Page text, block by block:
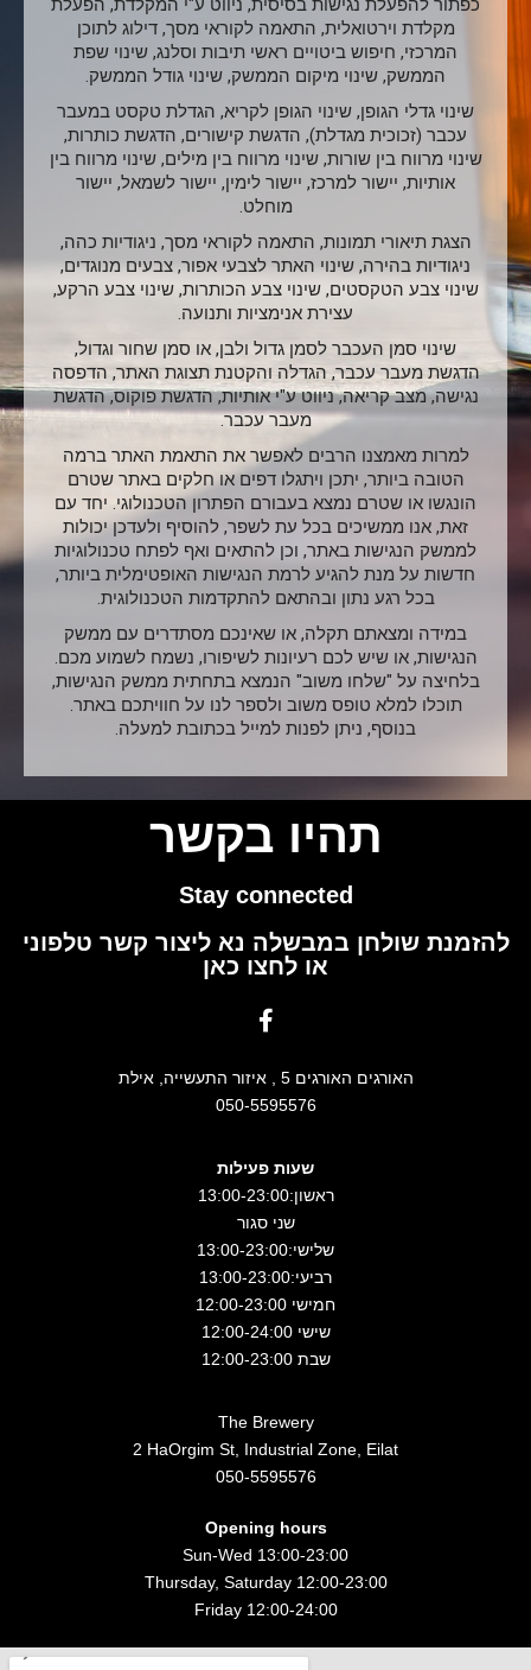
כפתור להפעלת נגישות בסיסית, ניווט ע"י המקלדת, הפעלת
מקלדת וירטואלית, התאמה לקוראי מסך, דילוג לתוכן
המרכזי, חיפוש ביטויים ראשי תיבות וסלנג, שינוי שפת
הממשק, שינוי מיקום הממשק, שינוי גודל הממשק.
שינוי גדלי הגופן, שינוי הגופן לקריא, הגדלת טקסט במעבר
עכבר (זכוכית מגדלת), הדגשת קישורים, הדגשת כותרות,
שינוי מרווח בין שורות, שינוי מרווח בין מילים, שינוי מרווח בין
אותיות, יישור למרכז, יישור לימין, יישור לשמאל, יישור
מוחלט.
הצגת תיאורי תמונות, התאמה לקוראי מסך, ניגודיות כהה,
ניגודיות בהירה, שינוי האתר לצבעי אפור, צבעים מנוגדים,
שינוי צבע הטקסטים, שינוי צבע הכותרות, שינוי צבע הרקע,
עצירת אנימציות ותנועה.
שינוי סמן העכבר לסמן גדול ולבן, או סמן שחור וגדול,
הדגשת מעבר עכבר, הגדלה והקטנת תצוגת האתר, הדפסה
נגישה, מצב קריאה, ניווט ע"י אותיות, הדגשת פוקוס, הדגשת
מעבר עכבר.
למרות מאמצנו הרבים לאפשר את התאמת האתר ברמה
הטובה ביותר, יתכן ויתגלו דפים או חלקים באתר שטרם
הונגשו או שטרם נמצא בעבורם הפתרון הטכנולוגי. יחד עם
זאת, אנו ממשיכים בכל עת לשפר, להוסיף ולעדכן יכולות
לממשק הנגישות באתר, וכן להתאים ואף לפתח טכנולוגיות
חדשות על מנת להגיע לרמת הנגישות האופטימלית ביותר,
בכל רגע נתון ובהתאם להתקדמות הטכנולוגית.
במידה ומצאתם תקלה, או שאינכם מסתדרים עם ממשק
הנגישות, או שיש לכם רעיונות לשיפורו, נשמח לשמוע מכם.
בלחיצה על "שלחו משוב" הנמצא בתחתית ממשק הנגישות,
תוכלו למלא טופס משוב ולספר לנו על חוויתכם באתר.
בנוסף, ניתן לפנות למייל בכתובת למעלה.
תהיו בקשר
Stay connected
להזמנת שולחן במבשלה נא ליצור קשר טלפוני
או לחצו כאן
האורגים האורגים 5 , איזור התעשייה, אילת
050-5595576
שעות פעילות
ראשון:13:00-23:00
שני סגור
שלישי:13:00-23:00
רביעי:13:00-23:00
חמישי 12:00-23:00
שישי 12:00-24:00
שבת 12:00-23:00
The Brewery
2 HaOrgim St, Industrial Zone, Eilat
050-5595576
Opening hours
Sun-Wed 13:00-23:00
Thursday, Saturday 12:00-23:00
Friday 12:00-24:00